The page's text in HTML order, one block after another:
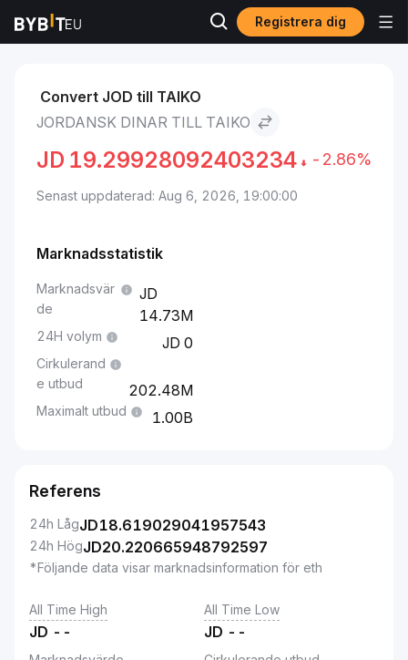
Registrera dig
Marknader Jordansk dinar to Taiko
Convert JOD till TAIKO
JORDANSK DINAR TILL TAIKO
JD 19.29928092403234 -2.86%
Senast uppdaterad: Aug 6, 2026, 19:00:00
Marknadsstatistik
Marknadsvär
de
14.73M
24H volym 0
Cirkulerand
e utbud
202.48M
Maximalt utbud 1.00B
Referens
24h LågJD18.619029041957543
24h HögJD20.220665948792597
*Följande data visar marknadsinformation för eth
All Time High
JD --
All Time Low
JD --